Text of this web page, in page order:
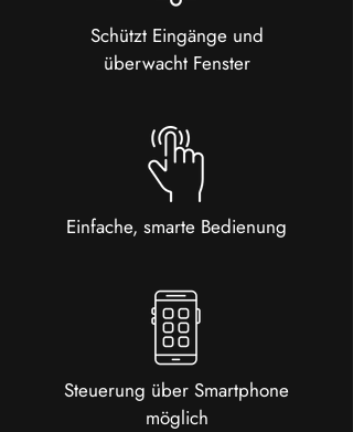
Schützt Eingänge und
überwacht Fenster
Einfache, smarte Bedienung
Steuerung über Smartphone
möglich